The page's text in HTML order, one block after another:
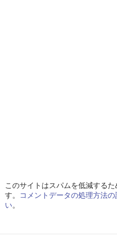
このサイトはスパムを低減する
す。
コメントデータの処理方法
い。